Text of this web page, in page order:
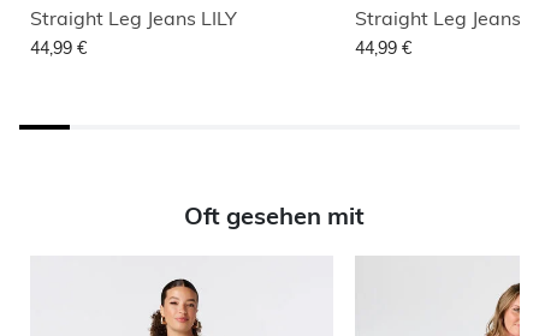
Straight Leg Jeans LILY
44,99 €
Straight Leg Jeans
44,99 €
Oft gesehen mit